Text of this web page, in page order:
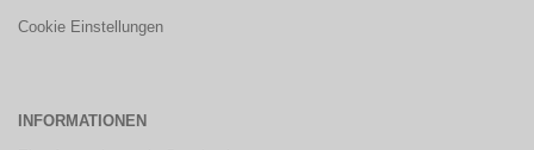
Cookie Einstellungen
INFORMATIONEN